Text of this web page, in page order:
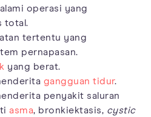
operasi yang
total.
tertentu yang
pernapasan.
yang berat.
gangguan tidur.
penyakit saluran
asma, bronkiektasis, cystic